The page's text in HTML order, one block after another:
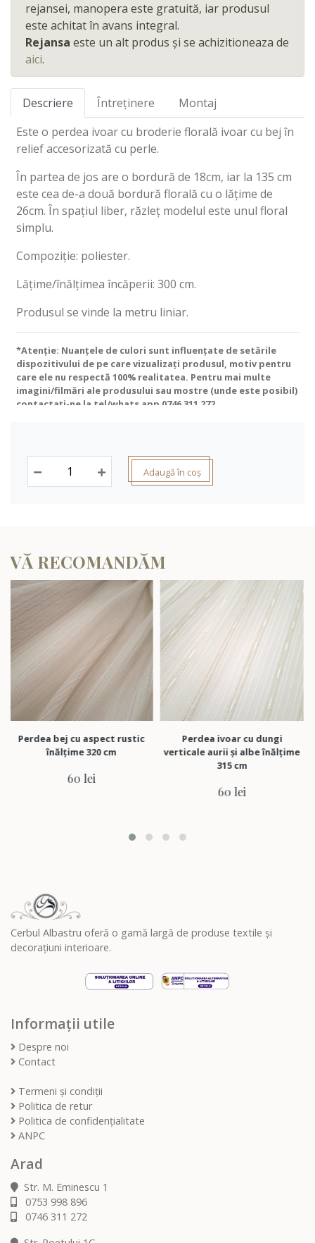
rejansei, manopera este gratuită, iar produsul
este achitat în avans integral.
Rejansa este un alt produs și se achizitioneaza de
aici.
Descriere Întreținere
Montaj
Este o perdea ivoar cu broderie florală ivoar cu bej în
relief accesorizată cu perle.
În partea de jos are o bordură de 18cm, iar la 135 cm
este cea de-a două bordură florală cu o lățime de
26cm. În spațiul liber, răzleț modelul este unul floral
simplu.
Compoziție: poliester.
Lățime/înălțimea încăperii: 300 cm.
Produsul se vinde la metru liniar.
*Atenție: Nuanțele de culori sunt influențate de setările
dispozitivului de pe care vizualizați produsul, motiv pentru
care ele nu respectă 100% realitatea. Pentru mai multe
imagini/filmări ale produsului sau mostre (unde este posibil)
contactați-ne la tel/whats app 0746 311 272
Adaugă în coș
VĂ RECOMANDĂM
bej cu aspect rustic
înălțime 320 cm
60 lei
Perdea ivoar cu dungi
verticale aurii și albe înălțime
315 cm
60 lei
Cerbul Albastru oferă o gamă largă de produse textile și
decorațiuni interioare.
Informații utile
Despre noi
Contact
Termeni și condiții
Politica de retur
Politica de confidențialitate
ANPC
Arad
Str. M. Eminescu 1
0753 998 896
0746 311 272